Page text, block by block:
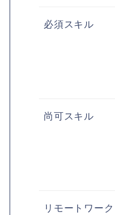
必須スキル
尚可スキル
リモートワーク